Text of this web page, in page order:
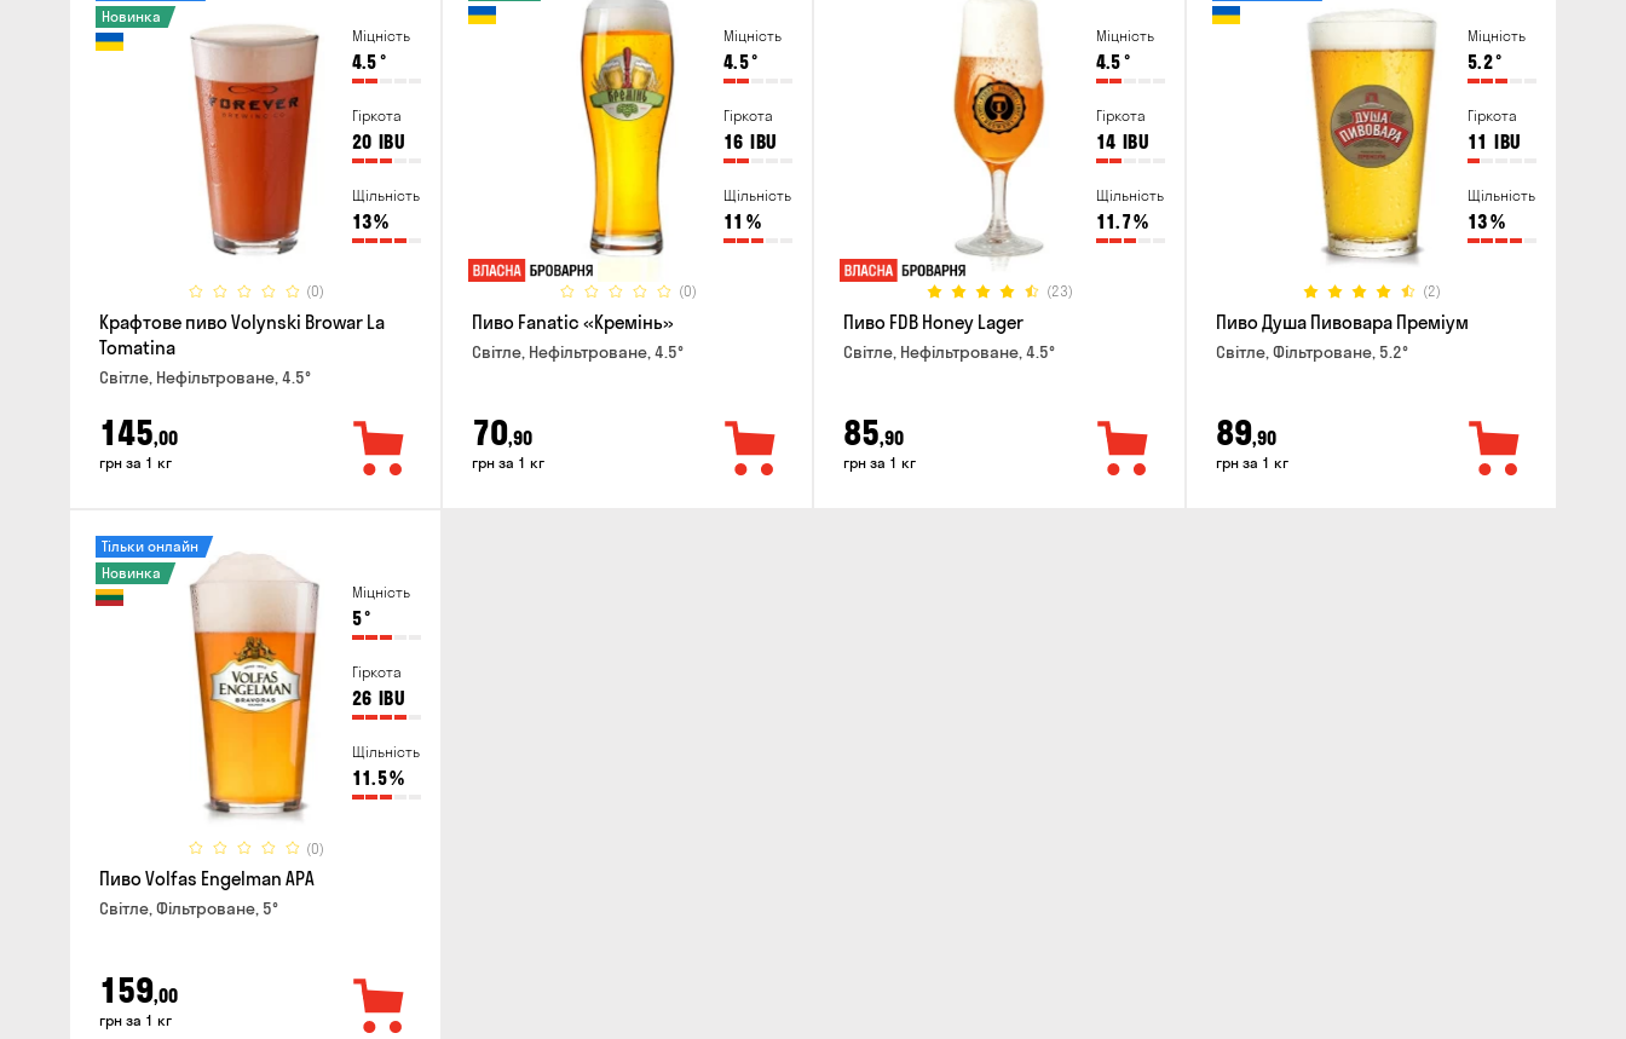
Міцність
4.5°
Гіркота
20 IBU
Щільність
13%
(0)
Новинка
Крафтове пиво Volynski Browar La
Tomatina
Світле, Нефільтроване, 4.5°
145,00
грн за 1 кг
Міцність
4.5°
Гіркота
16 IBU
Щільність
11 %
(0)
Пиво Fanatic «Кремінь»
Світле, Нефільтроване, 4.5°
70,90
грн за 1 кг
Міцність
4.5°
Гіркота
14 IBU
Щільність
11.7%
(23)
Пиво FDB Honey Lager
Світле, Нефільтроване, 4.5°
85,90
грн за 1 кг
Міцність
5.2°
Гіркота
11 IBU
Щільність
13%
(2)
Пиво Душа Пивовара Преміум
Світле, Фільтроване, 5.2°
89,90
грн за 1 кг
Міцність
5°
Гіркота
26 IBU
Щільність
11.5%
(0)
Тільки онлайн
Новинка
Пиво Volfas Engelman APA
Світле, Фільтроване, 5°
159,00
грн за 1 кг